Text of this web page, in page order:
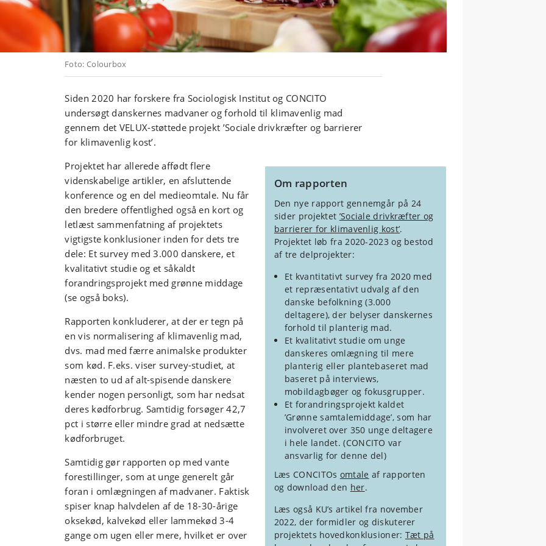
Foto: Colourbox
Siden 2020 har forskere fra Sociologisk Institut og CONCITO
undersøgt danskernes madvaner og forhold til klimavenlig mad
gennem det VELUX-støttede projekt ’Sociale drivkræfter og barrierer
for klimavenlig kost’.
Om rapporten
Den nye rapport gennemgår på 24
sider projektet ’Sociale drivkræfter og
barrierer for klimavenlig kost’.
Projektet løb fra 2020-2023 og bestod
af tre delprojekter:
Et kvantitativt survey fra 2020 med
et repræsentativt udvalg af den
danske befolkning (3.000
deltagere), der belyser danskernes
forhold til planterig mad.
Et kvalitativt studie om unge
danskeres omlægning til mere
planterig eller plantebaseret mad
baseret på interviews,
mobildagbøger og fokusgrupper.
Et forandringsprojekt kaldet
’Grønne samtalemiddage’, som har
involveret over 350 unge deltagere
i hele landet. (CONCITO var
ansvarlig for denne del)
Læs CONCITOs omtale af rapporten
og download den her.
Læs også KU’s artikel fra november
2022, der formidler og diskuterer
projektets hovedkonklusioner: Tæt på
Projektet har allerede affødt flere
videnskabelige artikler, en afsluttende
konference og en del medieomtale. Nu får
den bredere offentlighed også en kort og
letlæst sammenfatning af projektets
vigtigste konklusioner inden for dets tre
dele: Et survey med 3.000 danskere, et
kvalitativt studie og et såkaldt
forandringsprojekt med grønne middage
(se også boks).
Rapporten konkluderer, at der er tegn på
en vis normalisering af klimavenlig mad,
dvs. mad med færre animalske produkter
som kød. F.eks. viser survey-studiet, at
næsten to ud af alt-spisende danskere
kender nogen personligt, som har nedsat
deres kødforbrug. Samtidig forsøger 42,7
pct i større eller mindre grad at nedsætte
kødforbruget.
Samtidig gør rapporten op med vante
forestillinger, som at unge generelt går
foran i omlægningen af madvaner. Faktisk
spiser knap halvdelen af de 18-30-årige
oksekød, kalvekød eller lammekød 3-4
gange om ugen eller mere, hvilket er over